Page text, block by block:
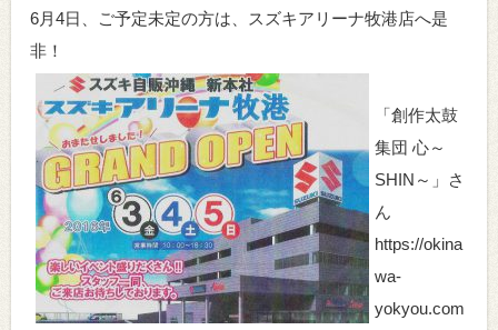
6月4日、ご予定未定の方は、スズキアリーナ牧港店へ是
非！
「創作太鼓
集団 心～
SHIN～」さ
ん
https://okina
wa-
yokyou.com